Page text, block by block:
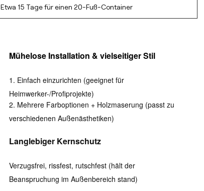
Etwa 15 Tage für einen 20-Fuß-Container
Mühelose Installation & vielseitiger Stil
1. Einfach einzurichten (geeignet für
Heimwerker-/Profiprojekte)
2. Mehrere Farboptionen + Holzmaserung (passt zu
verschiedenen Außenästhetiken)
Langlebiger Kernschutz
Verzugsfrei, rissfest, rutschfest (hält der
Beanspruchung im Außenbereich stand)